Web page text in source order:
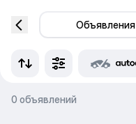
Объявления
0 объявлений